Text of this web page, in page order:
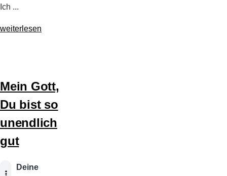
Ich ...
weiterlesen
Mein Gott,
Du bist so
unendlich
gut
Audiodatei
Deine